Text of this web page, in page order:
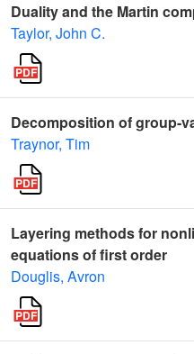
Duality and the Martin
Taylor, John C.
Decomposition of group-
Traynor, Tim
Layering methods for
equations of first order
Douglis, Avron